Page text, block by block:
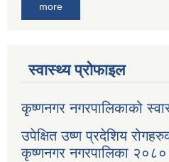
more
स्वास्थ्य प्रोफाइल
कृष्णनगर नगरपालिकाको
उपेक्षित उष्ण प्रदेशिय
कृष्णनगर नगरपालिका २०८०